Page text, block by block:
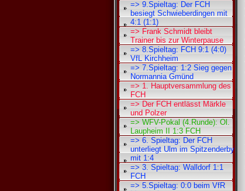
=> 9.Spieltag: Der FCH
besiegt Schwieberdingen mit
4:1 (1:1)
=> Frank Schmidt bleibt
Trainer bis zur Winterpause
=> 8.Spieltag: FCH 9:1 (4:0)
VfL Kirchheim
=> 7.Spieltag: 1:2 Sieg gegen
Normannia Gmünd
=> 1. Hauptversammlung des
FCH
=> Der FCH entlässt Märkle
und Polzer
=> WFV-Pokal (4.Runde): Ol.
Laupheim II 1:3 FCH
=> 6. Spieltag: Der FCH
unterliegt Ulm im Spitzenderby
mit 1:4
=> 3. Spieltag: Walldorf 1:1
FCH
=> 5.Spieltag: 0:0 beim VfR